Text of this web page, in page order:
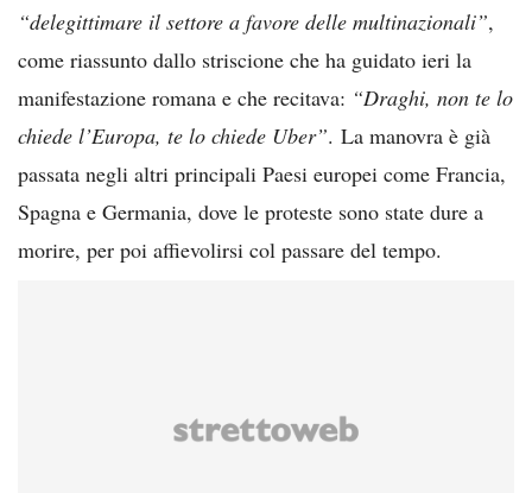
“delegittimare il settore a favore delle multinazionali”,
come riassunto dallo striscione che ha guidato ieri la
manifestazione romana e che recitava: “Draghi, non te lo
chiede l’Europa, te lo chiede Uber”. La manovra è già
passata negli altri principali Paesi europei come Francia,
Spagna e Germania, dove le proteste sono state dure a
morire, per poi affievolirsi col passare del tempo.